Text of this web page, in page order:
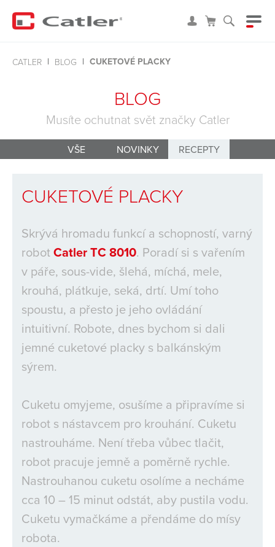
CATLER BLOG CUKETOVÉ PLACKY
BLOG
Musíte ochutnat svět značky Catler
VŠE NOVINKY RECEPTY
CUKETOVÉ PLACKY
Skrývá hromadu funkcí a schopností, varný
robotCatler TC 8010. Poradí si s vařením
v páře, sous-vide, šlehá, míchá, mele,
krouhá, plátkuje, seká, drtí. Umí toho
spoustu, a přesto je jeho ovládání
intuitivní. Robote, dnes bychom si dali
jemné cuketové placky s balkánským
sýrem.
Cuketu omyjeme, osušíme a připravíme si
robot s nástavcem pro krouhání. Cuketu
nastrouháme. Není třeba vůbec tlačit,
robot pracuje jemně a poměrně rychle.
Nastrouhanou cuketu osolíme a necháme
cca 10 – 15 minut odstát, aby pustila vodu.
Cuketu vymačkáme a přendáme do mísy
robota.